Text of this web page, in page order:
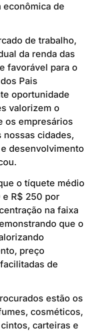
econômica de
de trabalho,
da renda das
favorável para o
Pais
oportunidade
valorizem o
os empresários
nossas cidades,
desenvolvimento
o tíquete médio
e R$ 250 por
na faixa
que o
preço
de
estão os
cosméticos,
carteiras e